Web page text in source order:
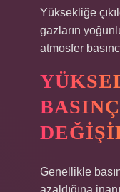
Yüksekliğe
gazların
atmosfer
Genellikle
azaldığına